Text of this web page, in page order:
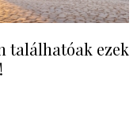
találhatóak ezek